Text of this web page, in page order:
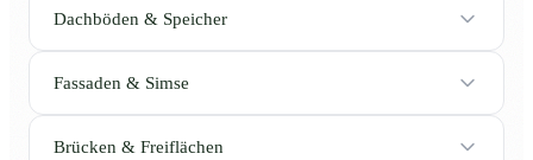
Dachböden & Speicher
Fassaden & Simse
Brücken & Freiflächen